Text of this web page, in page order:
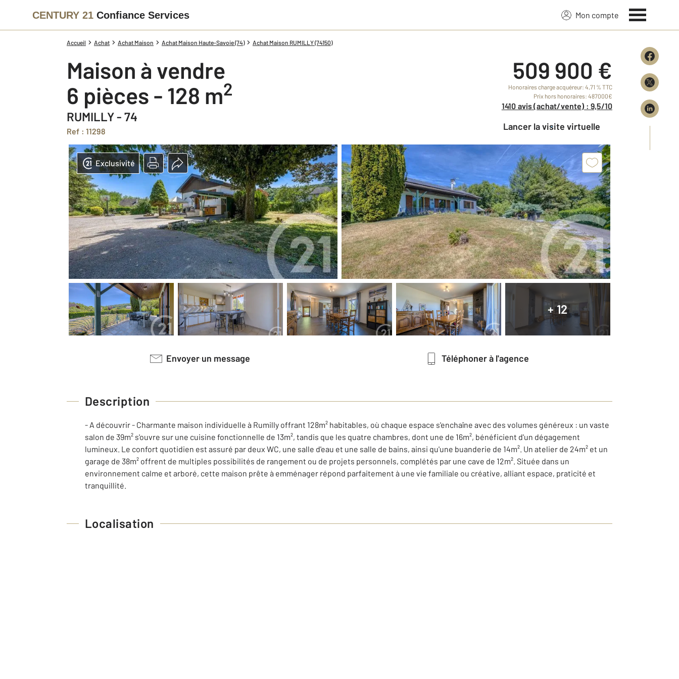
CENTURY 21 Confiance Services Mon compte
Accueil Achat Achat Maison Achat Maison Haute-Savoie (74) Achat Maison RUMILLY (74150)
Maison à vendre
6 pièces - 128 m2
RUMILLY - 74
Ref : 11298
509 900 €
Honoraires charge acquéreur: 4,71 % TTC
Prix hors honoraires: 487000€
1410 avis (achat/vente) : 9,5/10
Lancer la visite virtuelle
+ 12
Exclusivité
Envoyer un message Téléphoner à l'agence
Description
- A découvrir - Charmante maison individuelle à Rumilly offrant 128m² habitables, où chaque espace s'enchaîne avec des volumes généreux : un vaste
salon de 39m² s'ouvre sur une cuisine fonctionnelle de 13m², tandis que les quatre chambres, dont une de 16m², bénéficient d'un dégagement
lumineux. Le confort quotidien est assuré par deux WC, une salle d'eau et une salle de bains, ainsi qu'une buanderie de 14m². Un atelier de 24m² et un
garage de 38m² offrent de multiples possibilités de rangement ou de projets personnels, complétés par une cave de 12m². Située dans un
environnement calme et arboré, cette maison prête à emménager répond parfaitement à une vie familiale ou créative, alliant espace, praticité et
tranquillité.
Localisation